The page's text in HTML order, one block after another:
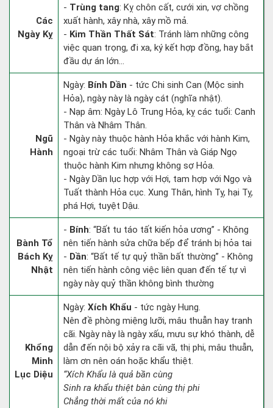
Các
Ngày Kỵ
- Trùng tang: Kỵ chôn cất, cưới xin, vợ chồng
xuất hành, xây nhà, xây mồ mả.
- Kim Thần Thất Sát: Tránh làm những công
việc quan trọng, đi xa, ký kết hợp đồng, hay bắt
đầu dự án lớn...
Ngũ
Hành
Ngày: Bính Dần - tức Chi sinh Can (Mộc sinh
Hỏa), ngày này là ngày cát (nghĩa nhật).
- Nạp âm: Ngày Lô Trung Hỏa, kỵ các tuổi: Canh
Thân và Nhâm Thân.
- Ngày này thuộc hành Hỏa khắc với hành Kim,
ngoại trừ các tuổi: Nhâm Thân và Giáp Ngọ
thuộc hành Kim nhưng không sợ Hỏa.
- Ngày Dần lục hợp với Hợi, tam hợp với Ngọ và
Tuất thành Hỏa cục. Xung Thân, hình Tỵ, hại Tỵ,
phá Hợi, tuyệt Dậu.
Bành Tổ
Bách Kỵ
Nhật
- Bính: “Bất tu táo tất kiến hỏa ương” - Không
nên tiến hành sửa chữa bếp để tránh bị hỏa tai
- Dần: “Bất tế tự quỷ thần bất thường” - Không
nên tiến hành công việc liên quan đến tế tự vì
ngày này quỷ thần không bình thường
Khổng
Minh
Lục Diệu
Ngày: Xích Khẩu - tức ngày Hung.
Nên đề phòng miệng lưỡi, mâu thuẫn hay tranh
cãi. Ngày này là ngày xấu, mưu sự khó thành, dễ
dẫn đến nội bộ xảy ra cãi vã, thị phi, mâu thuẫn,
làm ơn nên oán hoặc khẩu thiệt.
“Xích Khẩu là quả bần cùng
Sinh ra khẩu thiệt bàn cùng thị phi
Chẳng thời mất của nó khi